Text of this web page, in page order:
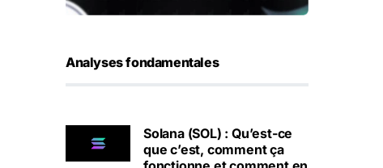
Analyses fondamentales
Solana (SOL) : Qu’est-ce
que c’est, comment ça